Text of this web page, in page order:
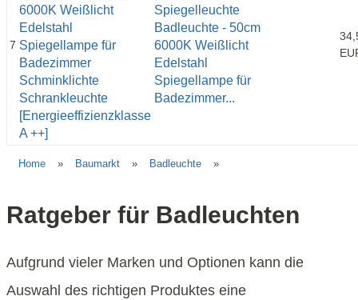
7
Spiegelleuchte
Badleuchte - 50cm
6000K Weißlicht
Edelstahl
Spiegellampe für
Badezimmer...
Home » Baumarkt » Badleuchte »
Ratgeber für Badleuchten
Aufgrund vieler Marken und Optionen kann die
Auswahl des richtigen Produktes eine